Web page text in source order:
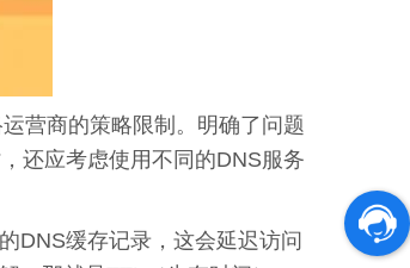
营商的策略限制。明确了问题
还应考虑使用不同的DNS服务
DNS缓存记录，这会延迟访问